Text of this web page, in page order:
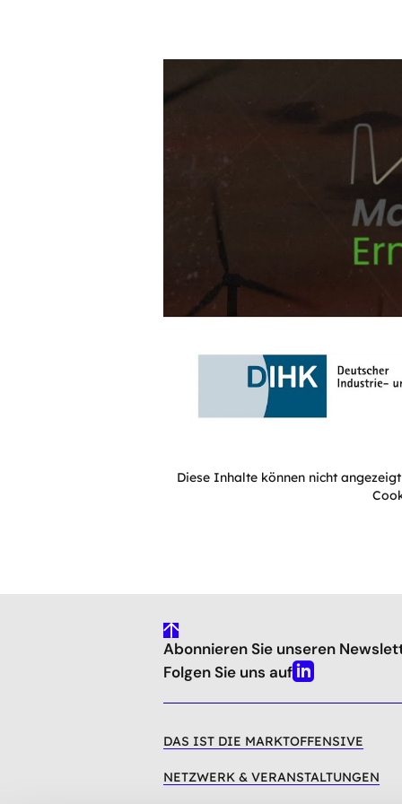
Diese Inhalte können nicht
gehe
nach
oben
Abonnieren Sie unseren
Folgen Sie uns aufLinkedin
DAS IST DIE MARKTOFFENSIVE
NETZWERK & VERANSTALTUNGEN